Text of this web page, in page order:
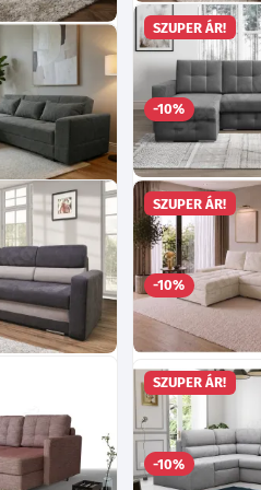
Bora sarokülő
Ma:84 Sz:308
Választható
-10%
Mé:141
249 125
SZUPER ÁR!
Megan sarokülő
Ma:88
Választható
-10%
19
268 475Ft
univerzális
269 645Ft
SZUPER ÁR!
Buda L
bal
Ma:90 Sz:275
-10%
SZUPER ÁR!